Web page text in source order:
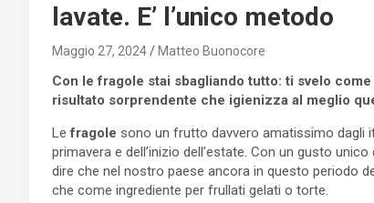
lavate. E’ l’unico metodo
Maggio 27, 2024 Matteo Buonocore
Con le fragole stai sbagliando tutto: ti svelo
risultato sorprendente che igienizza al meglio
Lefragole sono un frutto davvero amatissimo dagli
primavera e dell’inizio dell’estate. Con un gusto
dire che nel nostro paese ancora in questo periodo
che come ingrediente per frullati gelati o torte.